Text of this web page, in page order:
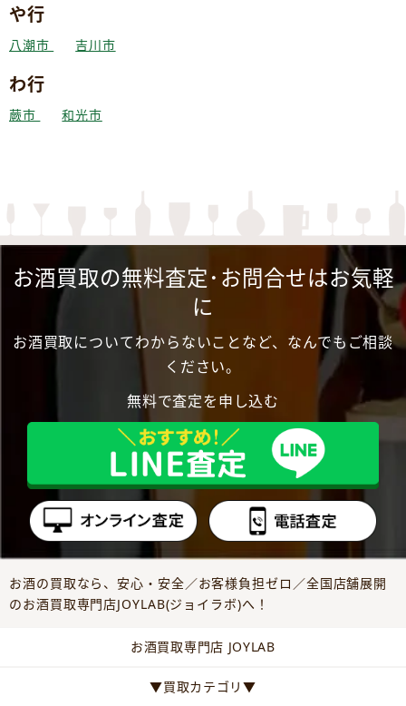
や行
八潮市 吉川市
わ行
蕨市 和光市
お酒買取の無料査定･お問合せはお気軽
に
お酒買取についてわからないことなど、なんでもご相談
ください。
無料で査定を申し込む
お酒の買取なら、安心・安全／お客様負担ゼロ／全国店舗展開
のお酒買取専門店JOYLAB(ジョイラボ)へ！
お酒買取専門店 JOYLAB
▼買取カテゴリ▼